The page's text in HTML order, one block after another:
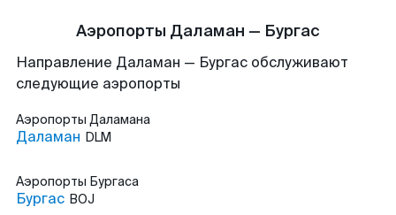
Аэропорты Даламан — Бургас
Направление Даламан — Бургас обслуживают
следующие аэропорты
Аэропорты Даламана
Даламан DLM
Аэропорты Бургаса
Бургас BOJ